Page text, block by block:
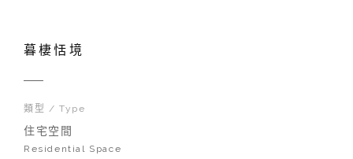
暮棲恬境
類型 / Type
住宅空間
Residential Space